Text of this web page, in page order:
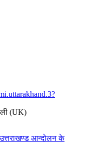
(UK)
आन्दोलन के